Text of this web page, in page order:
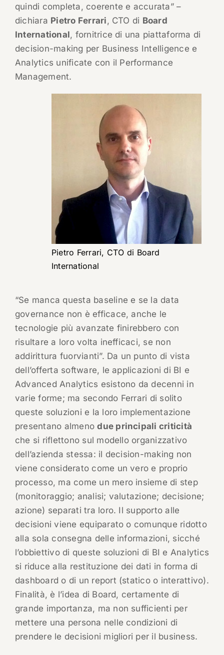
quindi completa, coerente e accurata” –
dichiara Pietro Ferrari, CTO di Board
International, fornitrice di una piattaforma di
decision-making per Business Intelligence e
Analytics unificate con il Performance
Management.
Pietro Ferrari, CTO di Board
International
“Se manca questa baseline e se la data
governance non è efficace, anche le
tecnologie più avanzate finirebbero con
risultare a loro volta inefficaci, se non
addirittura fuorvianti”. Da un punto di vista
dell’offerta software, le applicazioni di BI e
Advanced Analytics esistono da decenni in
varie forme; ma secondo Ferrari di solito
queste soluzioni e la loro implementazione
presentano almenodue principali criticità
che si riflettono sul modello organizzativo
dell’azienda stessa: il decision-making non
viene considerato come un vero e proprio
processo, ma come un mero insieme di step
(monitoraggio; analisi; valutazione; decisione;
azione) separati tra loro. Il supporto alle
decisioni viene equiparato o comunque ridotto
alla sola consegna delle informazioni, sicché
l’obbiettivo di queste soluzioni di BI e Analytics
si riduce alla restituzione dei dati in forma di
dashboard o di un report (statico o interattivo).
Finalità, è l’idea di Board, certamente di
grande importanza, ma non sufficienti per
mettere una persona nelle condizioni di
prendere le decisioni migliori per il business.